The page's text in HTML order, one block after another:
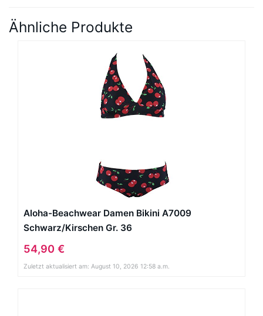
Ähnliche Produkte
Aloha-Beachwear Damen Bikini A7009
Schwarz/Kirschen Gr. 36
54,90 €
Zuletzt aktualisiert am: August 10, 2026 12:58 a.m.